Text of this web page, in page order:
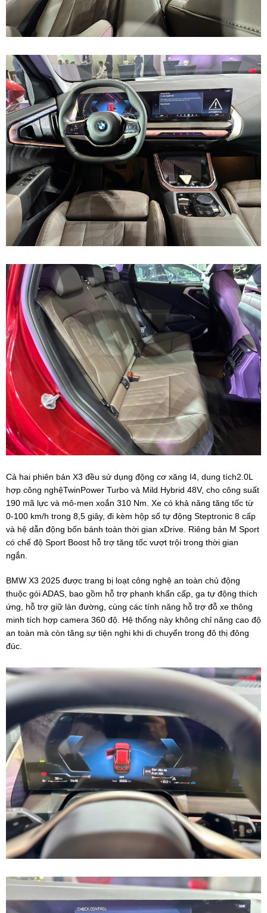
Cả hai phiên bản X3 đều sử dụng động cơ xăng I4, dung tích2.0L
hợp công nghệTwinPower Turbo và Mild Hybrid 48V, cho công suất
190 mã lực và mô-men xoắn 310 Nm. Xe có khả năng tăng tốc từ
0-100 km/h trong 8,5 giây, đi kèm hộp số tự động Steptronic 8 cấp
và hệ dẫn động bốn bánh toàn thời gian xDrive. Riêng bản M Sport
có chế độ Sport Boost hỗ trợ tăng tốc vượt trội trong thời gian
ngắn.
BMW X3 2025 được trang bị loạt công nghệ an toàn chủ động
thuộc gói ADAS, bao gồm hỗ trợ phanh khẩn cấp, ga tự động thích
ứng, hỗ trợ giữ làn đường, cùng các tính năng hỗ trợ đỗ xe thông
minh tích hợp camera 360 độ. Hệ thống này không chỉ nâng cao độ
an toàn mà còn tăng sự tiện nghi khi di chuyển trong đô thị đông
đúc.